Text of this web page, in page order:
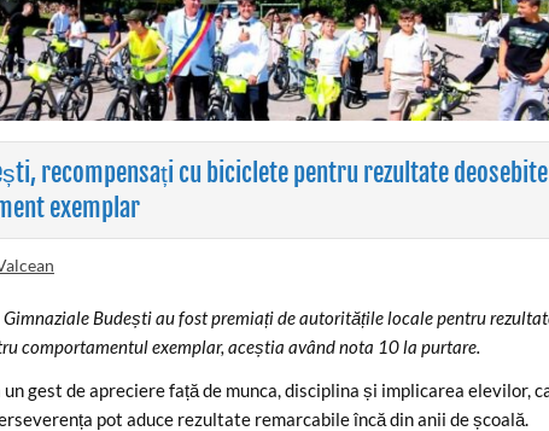
recompensați cu biciclete pentru rezultate
exemplar
Budești au fost premiați de autoritățile locale pentru
comportamentul exemplar, aceștia având nota 10 la purtare.
gest de apreciere față de munca, disciplina și implicarea elevilor,
pot aduce rezultate remarcabile încă din anii de școală.